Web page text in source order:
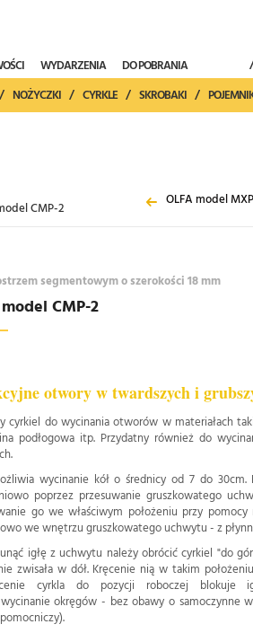
/ NOŻYCZKI / CYRKLE / SKROBAKI /
WYDARZENIA DO POBRANIA
CMP-2 OLFA model
segmentowym o szerokości 18 mm
CMP-2
otwory w twardszych i
cyrkiel do wycinania otworów w materiałach
podłogowa itp. Przydatny również do
wycinanie kół o średnicy od 7 do 30cm.
poprzez przesuwanie gruszkowatego
go we właściwym położeniu przy
we wnętrzu gruszkowatego uchwytu - z
igłę z uchwytu należy obrócić cyrkiel "do
zwisała w dół. Kręcenie nią w takim
cyrkla do pozycji roboczej blokuje
okręgów - bez obawy o samoczynne